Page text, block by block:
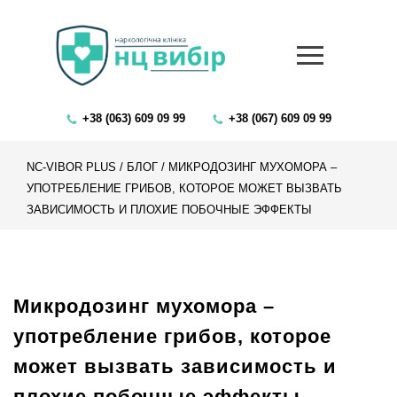
+38 (063) 609 09 99 +38 (067) 609 09 99
NC-VIBOR PLUS / БЛОГ / МИКРОДОЗИНГ МУХОМОРА –
УПОТРЕБЛЕНИЕ ГРИБОВ, КОТОРОЕ МОЖЕТ ВЫЗВАТЬ
ЗАВИСИМОСТЬ И ПЛОХИЕ ПОБОЧНЫЕ ЭФФЕКТЫ
Микродозинг мухомора –
употребление грибов, которое
может вызвать зависимость и